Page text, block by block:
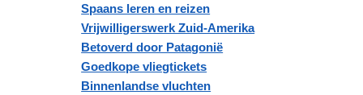
Spaans leren en reizen
Vrijwilligerswerk Zuid-Amerika
Betoverd door Patagonië
Goedkope vliegtickets
Binnenlandse vluchten